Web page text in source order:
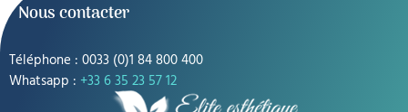
Nous contacter
Téléphone : 0033 (0)1 84 800 400
Whatsapp : +33 6 35 23 57 12